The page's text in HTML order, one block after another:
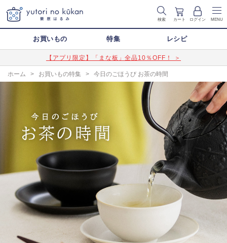
検索 カート ログイン MENU
お買いもの 特集 レシピ
【アプリ限定】「まな板」全品10％OFF！ ＞
ホーム > お買いもの特集 > 今日のごほうび お茶の時間